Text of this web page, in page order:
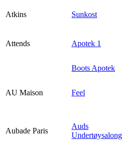
Atkins Sunkost
Attends Apotek 1
Boots Apotek
AU Maison Feel
Aubade Paris
Auds
Undertøysalong